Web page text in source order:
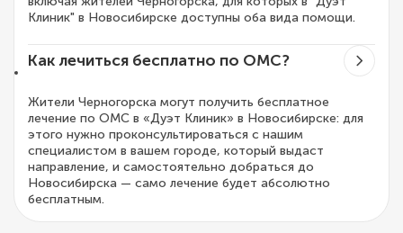
Клиник" в Новосибирске доступны оба вида помощи.
Как лечиться бесплатно по ОМС?
Жители Черногорска могут получить бесплатное
лечение по ОМС в «Дуэт Клиник» в Новосибирске: для
этого нужно проконсультироваться с нашим
специалистом в вашем городе, который выдаст
направление, и самостоятельно добраться до
Новосибирска — само лечение будет абсолютно
бесплатным.